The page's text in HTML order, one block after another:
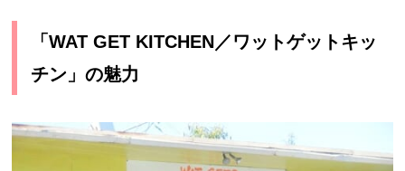
「WAT GET KITCHEN／ワットゲットキッ
チン」の魅力